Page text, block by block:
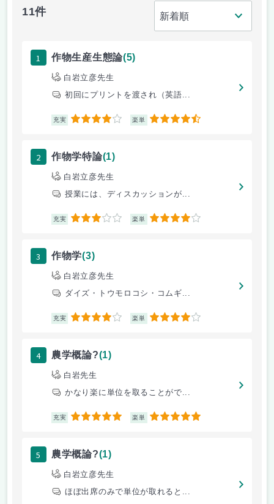
11件
1 作物生産生態論(5)
白岩立彦先生
初回にプリントを渡され（英語...
充実 4 楽単 4.5
2 作物学特論(1)
白岩立彦先生
授業には、ディスカッションが...
充実 3 楽単 4
3 作物学(3)
白岩立彦先生
ダイズ・トウモロコシ・コムギ...
充実 4 楽単 4
4 農学概論?(1)
白岩先生
かなり楽に単位を取ることがで...
充実 5 楽単 5
5 農学概論?(1)
白岩立彦先生
ほぼ出席のみで単位が取れると...